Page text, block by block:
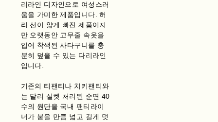
리라인 디자인으로 여성스러
움을 가미한 제품입니다. 허
리 선이 얇게 빠진 제품이지
만 오랫동안 고무줄 속옷을
입어 착색된 사타구니를 충
분히 덮을 수 있는 다리라인
입니다.
기존의 티팬티나 치키팬티와
는 달리 실켓 처리된 순면 40
수의 원단을 국내 팬티라이
너가 붙을 만큼 넓고 길게 덧